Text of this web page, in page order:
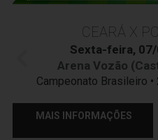
CEARÁ X
Sexta-feira,
Arena Vozão
Campeonato Brasileiro
MAIS INFORMAÇÕES